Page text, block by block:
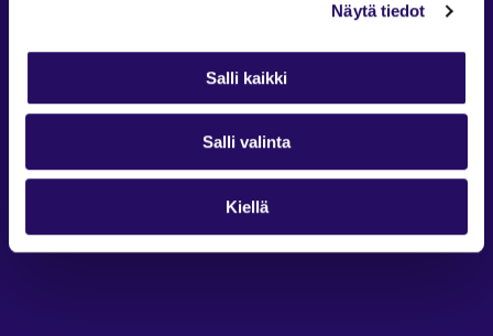
Näytä tiedot
Salli kaikki
Salli valinta
Kiellä
Kuopion Seinä on Kuopion kaupungin ylläpitämä kaikille
avoin ja maksuton tapahtuma- ja harrastusportaali.
Ota yhteyttä: seina@kuopio.fi